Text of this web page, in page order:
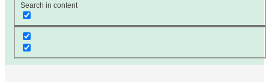
Search in content